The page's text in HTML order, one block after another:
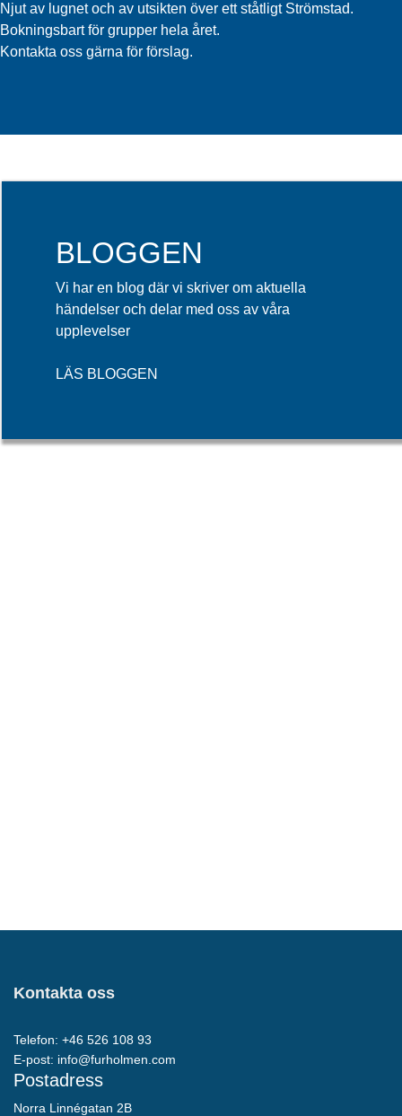
Njut av lugnet och av utsikten över ett ståtligt Strömstad.
Bokningsbart för grupper hela året.
Kontakta oss gärna för förslag.
BLOGGEN
Vi har en blog där vi skriver om aktuella
händelser och delar med oss av våra
upplevelser
LÄS BLOGGEN
Kontakta oss
Telefon: +46 526 108 93
E-post: info@furholmen.com
Postadress
Norra Linnégatan 2B